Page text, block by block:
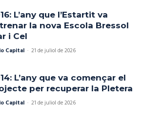
L’any que l’Estartit va
la nova Escola Bressol
i Cel
Capital - 21 de juliol de 2026
L’any que va començar el
per recuperar la Pletera
Capital - 21 de juliol de 2026